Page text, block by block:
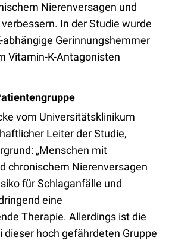
Nierenversagen und
In der Studie wurde
Gerinnungshemmer
Vitamin-K-Antagonisten
vom Universitätsklinikum
Leiter der Studie,
„Menschen mit
chronischem Nierenversagen
für Schlaganfälle und
eine
Therapie. Allerdings ist die
hoch gefährdeten Gruppe